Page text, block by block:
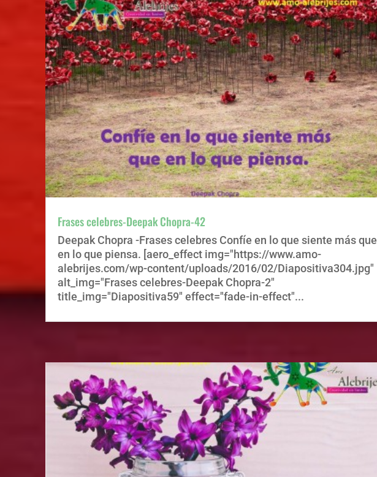
Frases celebres-Deepak Chopra-42
Deepak Chopra -Frases celebres Confíe en lo que siente más que
en lo que piensa. [aero_effect img="https://www.amo-
alebrijes.com/wp-content/uploads/2016/02/Diapositiva304.jpg"
alt_img="Frases celebres-Deepak Chopra-2"
title_img="Diapositiva59" effect="fade-in-effect"...